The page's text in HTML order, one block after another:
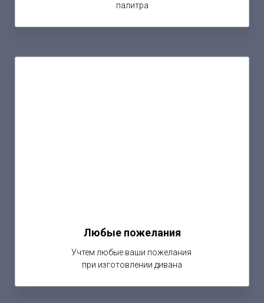
палитра
Любые пожелания
Учтем любые ваши пожелания
при изготовлении дивана